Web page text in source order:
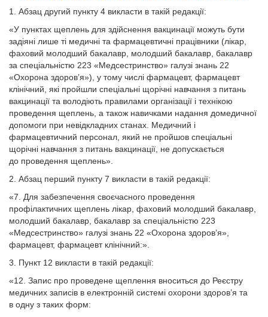
1. Абзац другий пункту 4 викласти в такій редакції:
«У пунктах щеплень для здійснення вакцинації можуть бути
задіяні лише ті медичні та фармацевтичні працівники (лікар,
фаховий молодший бакалавр, молодший бакалавр, бакалавр
за спеціальністю 223 «Медсестринство» галузі знань 22
«Охорона здоров’я»), у тому числі фармацевт, фармацевт
клінічний, які пройшли спеціальні щорічні навчання з питань
вакцинації та володіють правилами організації і технікою
проведення щеплень, а також навичками надання домедичної
допомоги при невідкладних станах. Медичний і
фармацевтичний персонал, який не пройшов спеціальні
щорічні навчання з питань вакцинації, не допускається
до проведення щеплень».
2. Абзац перший пункту 7 викласти в такій редакції:
«7. Для забезпечення своєчасного проведення
профілактичних щеплень лікар, фаховий молодший бакалавр,
молодший бакалавр, бакалавр за спеціальністю 223
«Медсестринство» галузі знань 22 «Охорона здоров’я»,
фармацевт, фармацевт клінічний:».
3. Пункт 12 викласти в такій редакції:
«12. Запис про проведене щеплення вноситься до Реєстру
медичних записів в електронній системі охорони здоров’я та
в одну з таких форм: